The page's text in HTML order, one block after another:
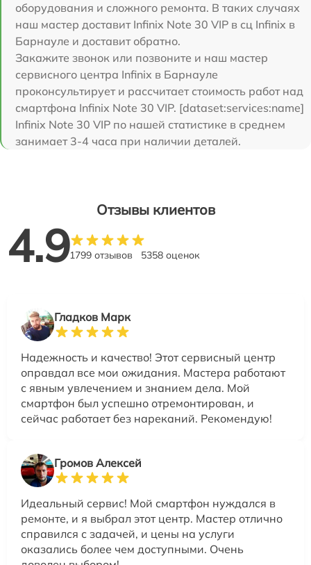
оборудования и сложного ремонта. В таких случаях
наш мастер доставит Infinix Note 30 VIP в сц Infinix в
Барнауле и доставит обратно.
Закажите звонок или позвоните и наш мастер
сервисного центра Infinix в Барнауле
проконсультирует и рассчитает стоимость работ над
смартфона Infinix Note 30 VIP. [dataset:services:name]
Infinix Note 30 VIP по нашей статистике в среднем
занимает 3-4 часа при наличии деталей.
Отзывы клиентов
4.91799 отзывов 5358 оценок
Гладков Марк
Надежность и качество! Этот сервисный центр
оправдал все мои ожидания. Мастера работают
с явным увлечением и знанием дела. Мой
смартфон был успешно отремонтирован, и
сейчас работает без нареканий. Рекомендую!
Громов Алексей
Идеальный сервис! Мой смартфон нуждался в
ремонте, и я выбрал этот центр. Мастер отлично
справился с задачей, и цены на услуги
оказались более чем доступными. Очень